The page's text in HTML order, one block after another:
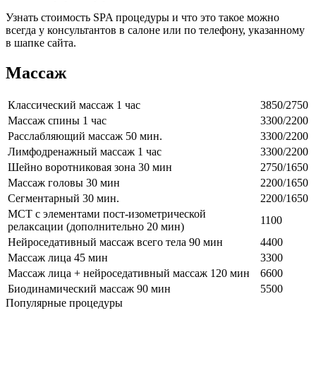
Узнать стоимость SPA процедуры и что это такое можно
всегда у консультантов в салоне или по телефону, указанному
в шапке сайта.
Массаж
Классический массаж 1 час
3850/2750
Массаж спины 1 час
3300/2200
Расслабляющий массаж 50 мин.
3300/2200
Лимфодренажный массаж 1 час
3300/2200
Шейно воротниковая зона 30 мин
2750/1650
Массаж головы 30 мин
2200/1650
Сегментарный 30 мин.
2200/1650
МСТ с элементами пост-изометрической
релаксации (дополнительно 20 мин)
1100
Нейроседативный массаж всего тела 90 мин
4400
Массаж лица 45 мин
3300
Массаж лица + нейроседативный массаж 120 мин
6600
Биодинамический массаж 90 мин
5500
Популярные процедуры